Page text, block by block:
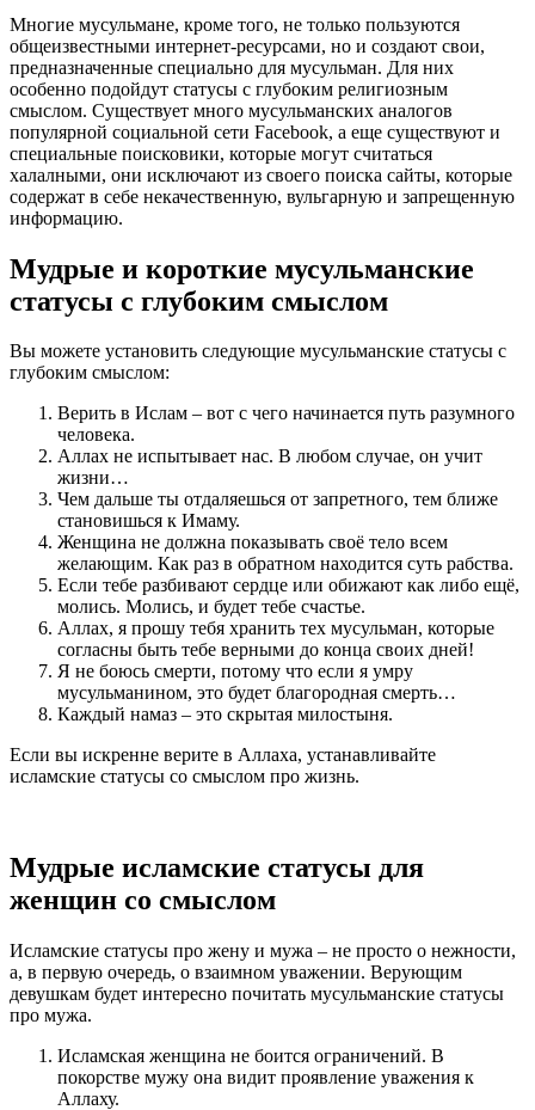
Многие мусульмане, кроме того, не только пользуются
общеизвестными интернет-ресурсами, но и создают свои,
предназначенные специально для мусульман. Для них
особенно подойдут статусы с глубоким религиозным
смыслом. Существует много мусульманских аналогов
популярной социальной сети Facebook, а еще существуют и
специальные поисковики, которые могут считаться
халалными, они исключают из своего поиска сайты, которые
содержат в себе некачественную, вульгарную и запрещенную
информацию.
Мудрые и короткие мусульманские
статусы с глубоким смыслом
Вы можете установить следующие мусульманские статусы с
глубоким смыслом:
Верить в Ислам – вот с чего начинается путь разумного
человека.
Аллах не испытывает нас. В любом случае, он учит
жизни…
Чем дальше ты отдаляешься от запретного, тем ближе
становишься к Имаму.
Женщина не должна показывать своё тело всем
желающим. Как раз в обратном находится суть рабства.
Если тебе разбивают сердце или обижают как либо ещё,
молись. Молись, и будет тебе счастье.
Аллах, я прошу тебя хранить тех мусульман, которые
согласны быть тебе верными до конца своих дней!
Я не боюсь смерти, потому что если я умру
мусульманином, это будет благородная смерть…
Каждый намаз – это скрытая милостыня.
Если вы искренне верите в Аллаха, устанавливайте
исламские статусы со смыслом про жизнь.
Мудрые исламские статусы для
женщин со смыслом
Исламские статусы про жену и мужа – не просто о нежности,
а, в первую очередь, о взаимном уважении. Верующим
девушкам будет интересно почитать мусульманские статусы
про мужа.
Исламская женщина не боится ограничений. В
покорстве мужу она видит проявление уважения к
Аллаху.